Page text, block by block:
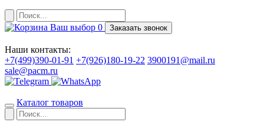
Ваш выбор 0 Заказать звонок
Наши контакты:
+7(499)390-01-91 +7(926)180-19-22 3900191@mail.ru
sale@pacm.ru
Каталог товаров